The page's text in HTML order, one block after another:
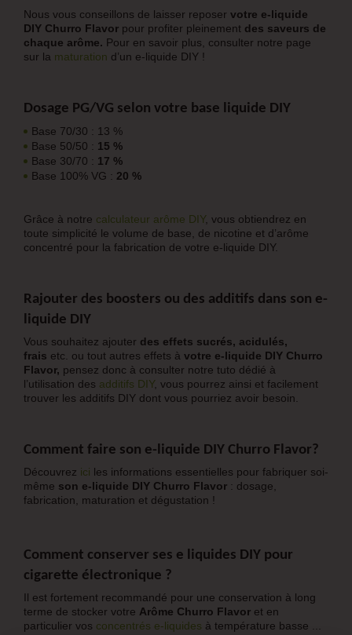
Nous vous conseillons de laisser reposer votre e-liquide
DIY Churro Flavor pour profiter pleinement des saveurs de
chaque arôme. Pour en savoir plus, consulter notre page
sur la maturation d’un e-liquide DIY !
Dosage PG/VG selon votre base liquide DIY
Base 70/30 : 13 %
Base 50/50 : 15 %
Base 30/70 : 17 %
Base 100% VG : 20 %
Grâce à notre calculateur arôme DIY, vous obtiendrez en
toute simplicité le volume de base, de nicotine et d’arôme
concentré pour la fabrication de votre e-liquide DIY.
Rajouter des boosters ou des additifs dans son e-
liquide DIY
Vous souhaitez ajouter des effets sucrés, acidulés,
frais etc. ou tout autres effets à votre e-liquide DIY Churro
Flavor, pensez donc à consulter notre tuto dédié à
l’utilisation des additifs DIY, vous pourrez ainsi et facilement
trouver les additifs DIY dont vous pourriez avoir besoin.
Comment faire son e-liquide DIY Churro Flavor?
Découvrez ici les informations essentielles pour fabriquer soi-
même son e-liquide DIY Churro Flavor : dosage,
fabrication, maturation et dégustation !
Comment conserver ses e liquides DIY pour
cigarette électronique ?
Il est fortement recommandé pour une conservation à long
terme de stocker votre Arôme Churro Flavor et en
particulier vos concentrés e-liquides à température basse ...